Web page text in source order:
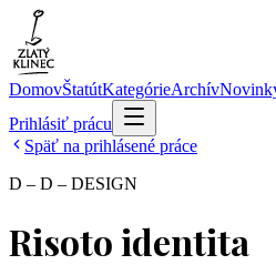
DomovŠtatútKategórieArchív
Prihlásiť prácu
Späť na prihlásené práce
D – D – DESIGN
Risoto identita